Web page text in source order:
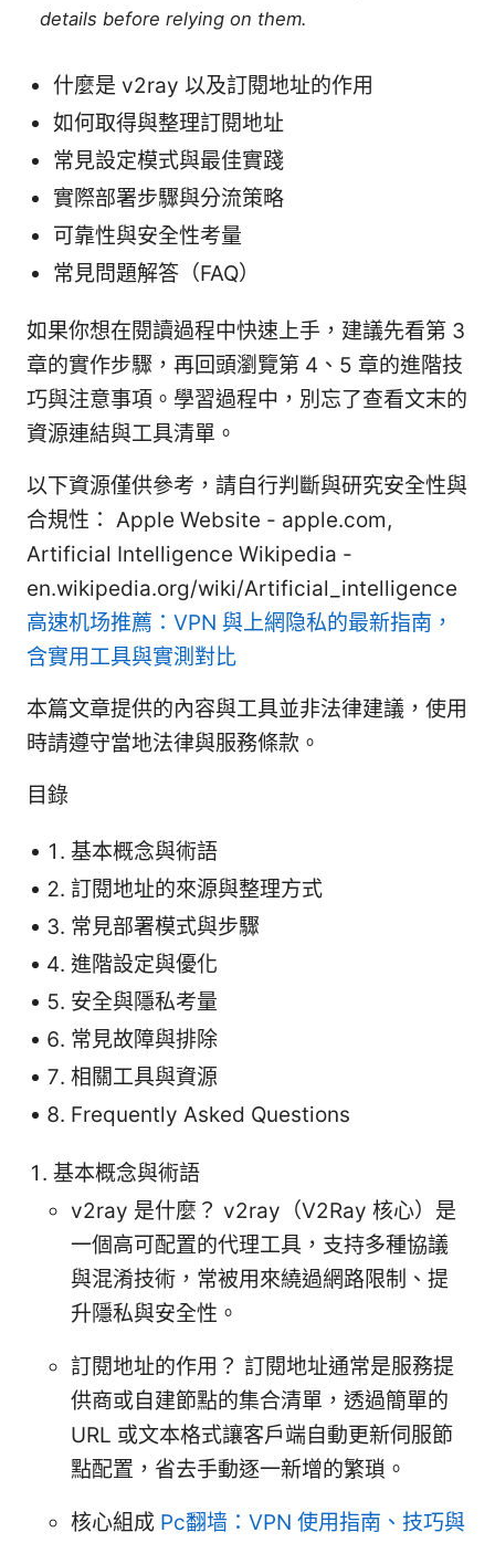
details before relying on them.
什麼是 v2ray 以及訂閱地址的作用
如何取得與整理訂閱地址
常見設定模式與最佳實踐
實際部署步驟與分流策略
可靠性與安全性考量
常見問題解答（FAQ）
如果你想在閱讀過程中快速上手，建議先看第 3
章的實作步驟，再回頭瀏覽第 4、5 章的進階技
巧與注意事項。學習過程中，別忘了查看文末的
資源連結與工具清單。
以下資源僅供參考，請自行判斷與研究安全性與
合規性： Apple Website - apple.com,
Artificial Intelligence Wikipedia -
en.wikipedia.org/wiki/Artificial_intelligence
高速机场推薦：VPN 與上網隐私的最新指南，
含實用工具與實測對比
本篇文章提供的內容與工具並非法律建議，使用
時請遵守當地法律與服務條款。
目錄
基本概念與術語
訂閱地址的來源與整理方式
常見部署模式與步驟
進階設定與優化
安全與隱私考量
常見故障與排除
相關工具與資源
Frequently Asked Questions
基本概念與術語
v2ray 是什麼？ v2ray（V2Ray 核心）是
一個高可配置的代理工具，支持多種協議
與混淆技術，常被用來繞過網路限制、提
升隱私與安全性。
訂閱地址的作用？ 訂閱地址通常是服務提
供商或自建節點的集合清單，透過簡單的
URL 或文本格式讓客戶端自動更新伺服節
點配置，省去手動逐一新增的繁瑣。
核心組成 Pc翻墙：VPN 使用指南、技巧與